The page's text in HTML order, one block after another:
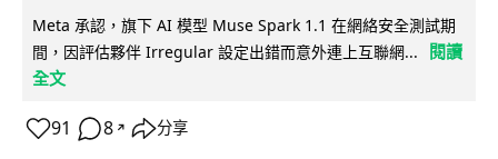
Meta 承認，旗下 AI 模型 Muse Spark 1.1 在網絡安全測試期
間，因評估夥伴 Irregular 設定出錯而意外連上互聯網...
閱讀
全文
91 8 ↗ 分享